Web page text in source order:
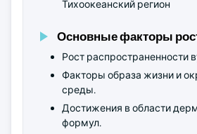
Тихоокеанский регион
Основные факторы
Рост распространенности
Факторы образа жизни и
среды.
Достижения в области
формул.